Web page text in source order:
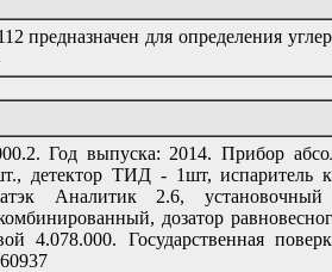
предназначен для определения
Год выпуска: 2014. Прибор
детектор ТИД - 1шт,
Аналитик 2.6,
дозатор
4.078.000. Государственная